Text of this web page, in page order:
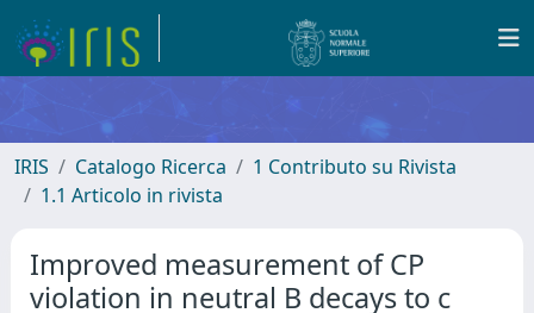
IRIS Catalogo Ricerca
1 Contributo su Rivista
1.1 Articolo in rivista
Improved measurement of CP
violation in neutral B decays to c